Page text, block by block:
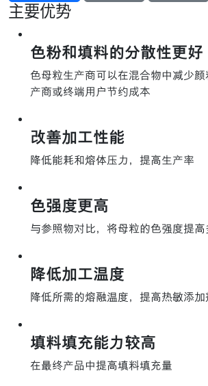
主要优势
色粉和填料的分散性更好
色母粒生产商可以在混合物中减少
产商或终端用户节约成本
改善加工性能
降低能耗和熔体压力，提高生产率
色强度更高
与参照物对比，将母粒的色强度提
降低加工温度
降低所需的熔融温度，提高热敏添加
填料填充能力较高
在最终产品中提高填料填充量